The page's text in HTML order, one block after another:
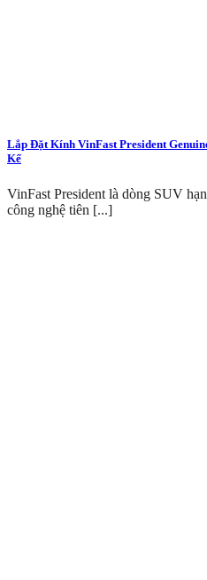
Lắp Đặt Kính VinFast President
Kế
VinFast President là dòng SUV
công nghệ tiên [...]